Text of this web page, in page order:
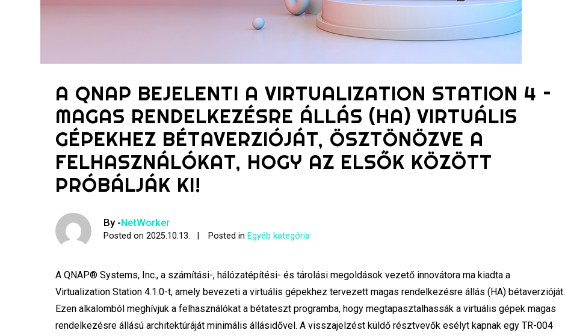
A QNAP BEJELENTI A VIRTUALIZATION STATION 4 –
MAGAS RENDELKEZÉSRE ÁLLÁS (HA) VIRTUÁLIS
GÉPEKHEZ BÉTAVERZIÓJÁT, ÖSZTÖNÖZVE A
FELHASZNÁLÓKAT, HOGY AZ ELSŐK KÖZÖTT
PRÓBÁLJÁK KI!
By -NetWorker
Posted on2025.10.13. Posted in Egyéb kategória
A QNAP® Systems, Inc., a számítási-, hálózatépítési- és tárolási megoldások vezető innovátora ma kiadta a
Virtualization Station 4.1.0-t, amely bevezeti a virtuális gépekhez tervezett magas rendelkezésre állás (HA) bétaverzióját.
Ezen alkalomból meghívjuk a felhasználókat a bétateszt programba, hogy megtapasztalhassák a virtuális gépek magas
rendelkezésre állású architektúráját minimális állásidővel. A visszajelzést küldő résztvevők esélyt kapnak egy TR-004